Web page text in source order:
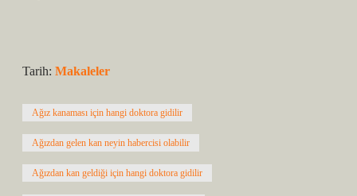
Tarih: Makaleler
Ağız kanaması için hangi doktora gidilir
Ağızdan gelen kan neyin habercisi olabilir
Ağızdan kan geldiği için hangi doktora gidilir